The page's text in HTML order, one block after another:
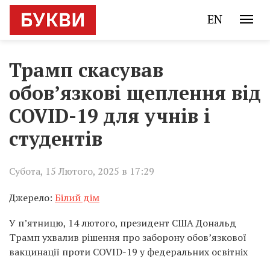
EN
Трамп скасував
обов’язкові щеплення від
COVID-19 для учнів і
студентів
Субота, 15 Лютого, 2025 в 17:29
Джерело: Білий дім
У п’ятницю, 14 лютого, президент США Дональд
Трамп ухвалив рішення про заборону обов’язкової
вакцинації проти COVID-19 у федеральних освітніх